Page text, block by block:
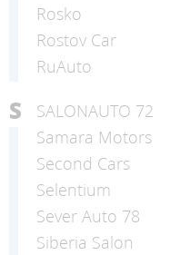
Rosko
Rostov Car
RuAuto
S
SALONAUTO 72
Samara Motors
Second Cars
Selentium
Sever Auto 78
Siberia Salon